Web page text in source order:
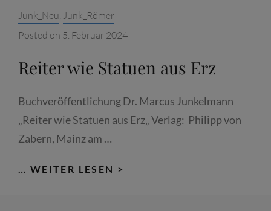
Categories:
Junk_Neu Junk_Römer
Posted on 5. Februar 2024
Reiter wie Statuen aus Erz
Buchveröffentlichung Dr. Marcus Junkelmann
„Reiter wie Statuen aus Erz„ Verlag: Philipp von
Zabern, Mainz am …
… WEITER LESEN >